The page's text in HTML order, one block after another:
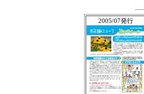
2005/07発行